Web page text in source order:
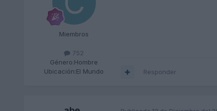
Miembros
752
Género:Hombre
Ubicación:El Mundo Responder